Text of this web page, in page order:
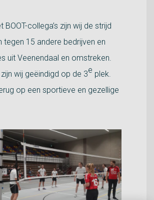
BOOT-collega’s zijn wij de strijd
tegen 15 andere bedrijven en
uit Veenendaal en omstreken.
wij geëindigd op de 3e plek.
op een sportieve en gezellige